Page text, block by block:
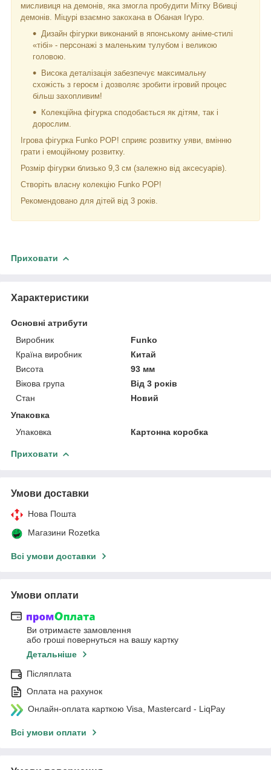
мисливиця на демонів, яка змогла пробудити Мітку Вбивці
демонів. Міцурі взаємно закохана в Обаная Іґуро.
Дизайн фігурки виконаний в японському аніме-стилі
«тібі» - персонажі з маленьким тулубом і великою
головою.
Висока деталізація забезпечує максимальну
схожість з героєм і дозволяє зробити ігровий процес
більш захопливим!
Колекційна фігурка сподобається як дітям, так і
дорослим.
Ігрова фігурка Funko POP! сприяє розвитку уяви, вмінню
грати і емоційному розвитку.
Розмір фігурки близько 9,3 см (залежно від аксесуарів).
Створіть власну колекцію Funko POP!
Рекомендовано для дітей від 3 років.
Приховати
Характеристики
Основні атрибути
Виробник
Funko
Країна виробник
Китай
Висота
93 мм
Вікова група
Від 3 років
Стан
Новий
Упаковка
Упаковка
Картонна коробка
Приховати
Умови доставки
Нова Пошта
Магазини Rozetka
Всі умови доставки
Умови оплати
Ви отримаєте замовлення
або гроші повернуться на вашу картку
Детальніше
Післяплата
Оплата на рахунок
Онлайн-оплата карткою Visa, Mastercard - LiqPay
Всі умови оплати